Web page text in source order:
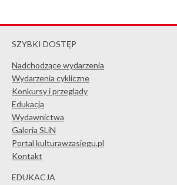
SZYBKI DOSTĘP
Nadchodzące wydarzenia
Wydarzenia cykliczne
Konkursy i przeglądy
Edukacja
Wydawnictwa
Galeria SLiN
Portal kulturawzasiegu.pl
Kontakt
EDUKACJA